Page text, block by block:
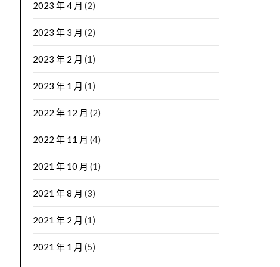
2023 年 4 月 (2)
2023 年 3 月 (2)
2023 年 2 月 (1)
2023 年 1 月 (1)
2022 年 12 月 (2)
2022 年 11 月 (4)
2021 年 10 月 (1)
2021 年 8 月 (3)
2021 年 2 月 (1)
2021 年 1 月 (5)